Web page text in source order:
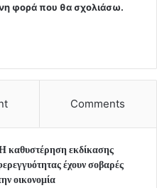
φορά που θα σχολιάσω.
Comments
καθυστέρηση εκδίκασης
έχουν σοβαρές
οικονομία